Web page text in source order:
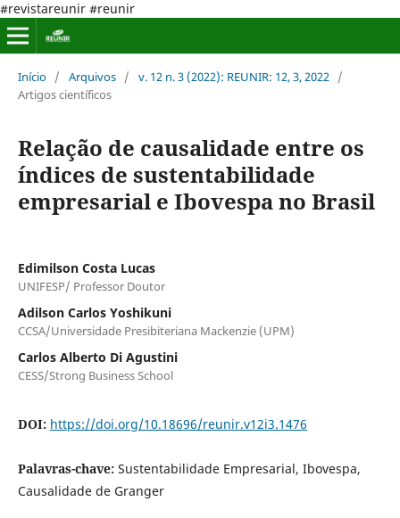
#revistareunir #reunir
Início / Arquivos / v. 12 n. 3 (2022): REUNIR: 12, 3, 2022 /
Artigos científicos
Relação de causalidade entre os
índices de sustentabilidade
empresarial e Ibovespa no Brasil
Edimilson Costa Lucas
UNIFESP/ Professor Doutor
Adilson Carlos Yoshikuni
CCSA/Universidade Presibiteriana Mackenzie (UPM)
Carlos Alberto Di Agustini
CESS/Strong Business School
DOI: https://doi.org/10.18696/reunir.v12i3.1476
Palavras-chave: Sustentabilidade Empresarial, Ibovespa,
Causalidade de Granger